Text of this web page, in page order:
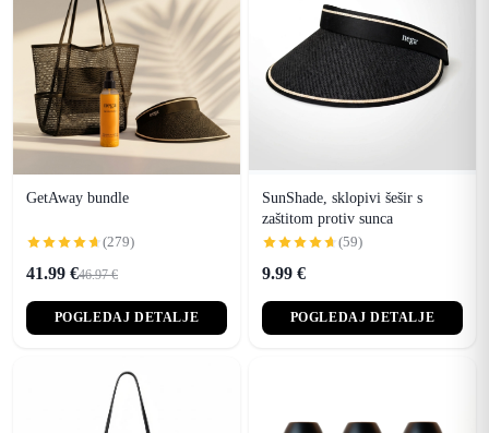
GetAway bundle
(279)
41.99 €46.97 €
POGLEDAJ DETALJE
SunShade, sklopivi šešir s
zaštitom protiv sunca
(59)
9.99 €
POGLEDAJ DETALJE